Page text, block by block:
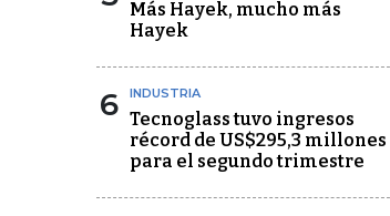
Más Hayek, mucho más
Hayek
6 INDUSTRIA
Tecnoglass tuvo ingresos
récord de US$295,3 millones
para el segundo trimestre